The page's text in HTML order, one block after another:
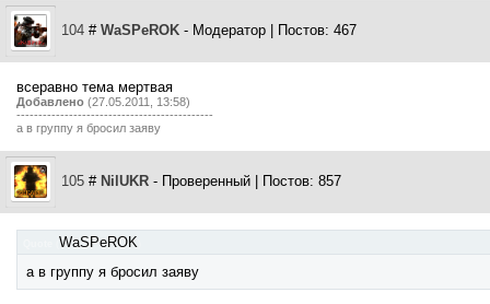
104 # WaSPeROK - Модератор | Постов: 467
всеравно тема мертвая
Добавлено (27.05.2011, 13:58)
---------------------------------------------
а в группу я бросил заяву
105 # NilUKR - Проверенный | Постов: 857
WaSPeROK
а в группу я бросил заяву